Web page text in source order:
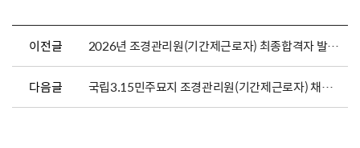
이전글 2026년 조경관리원(기간제근로자) 최종합격자 발표 및 채용서류 제출 안내
다음글 국립3.15민주묘지 조경관리원(기간제근로자) 채용 공고